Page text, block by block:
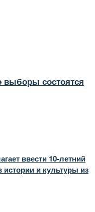
выборы состоятся
ввести 10-летний
истории и культуры из